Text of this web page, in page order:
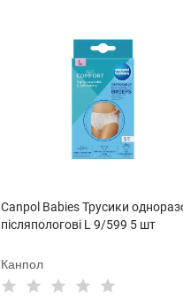
Canpol Babies Трусики
післяпологові L 9/599 5 шт
Канпол